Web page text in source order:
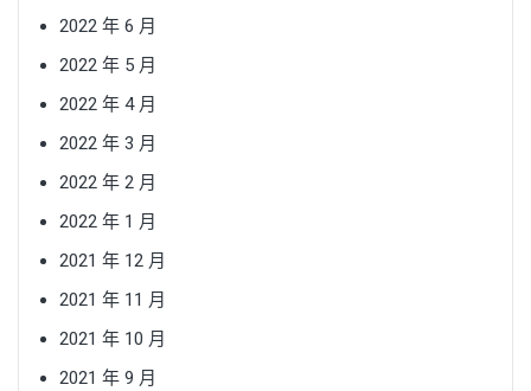
2022 年 6 月
2022 年 5 月
2022 年 4 月
2022 年 3 月
2022 年 2 月
2022 年 1 月
2021 年 12 月
2021 年 11 月
2021 年 10 月
2021 年 9 月